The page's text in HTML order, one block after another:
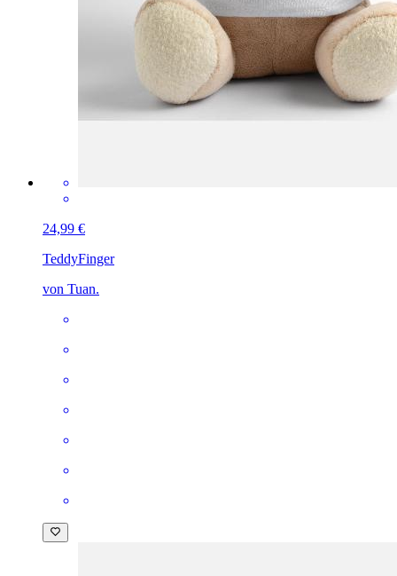
24,99 €
TeddyFinger
von Tuan.